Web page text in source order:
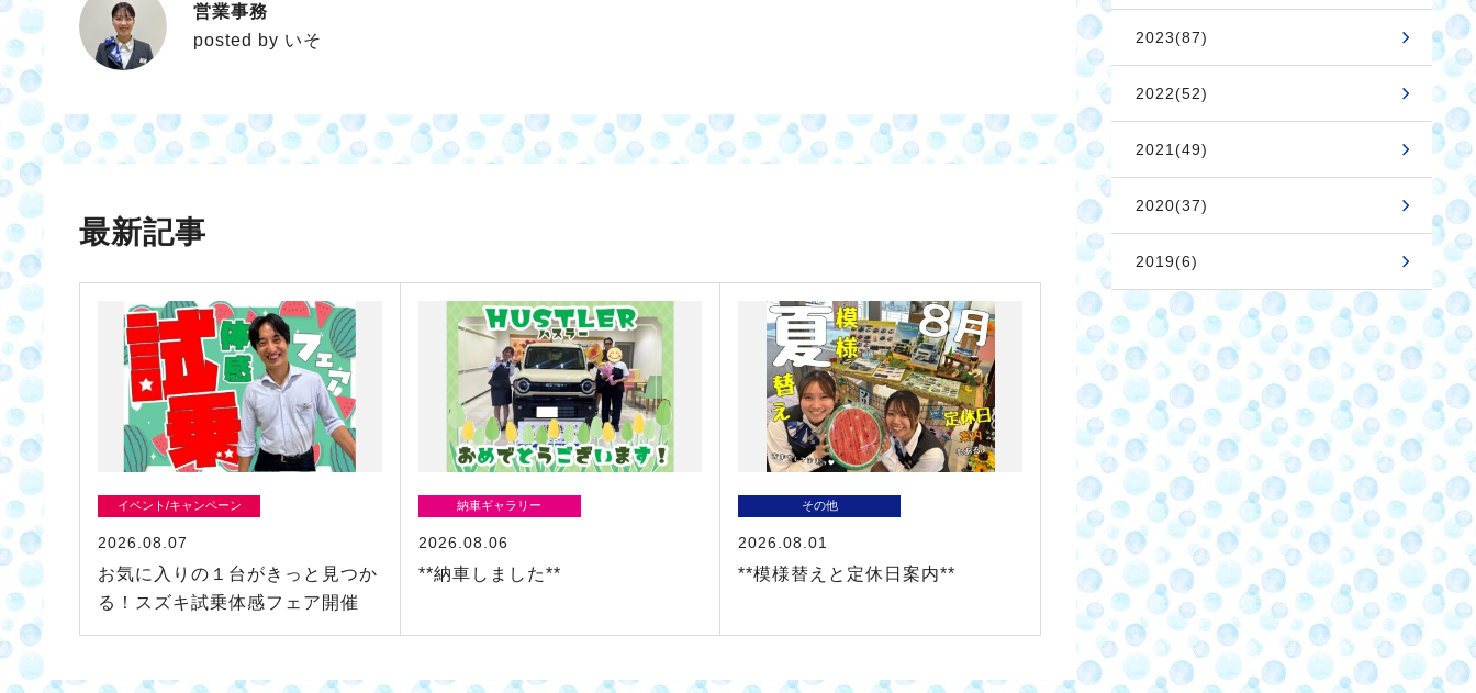
いそ
営業事務
posted by いそ
最新記事
イベント/キャンペーン
2026.08.07
お気に入りの１台がきっと見つか
る！スズキ試乗体感フェア開催
納車ギャラリー
2026.08.06
**納車しました**
その他
2026.08.01
**模様替えと定休日案内**
2023(87)
2022(52)
2021(49)
2020(37)
2019(6)